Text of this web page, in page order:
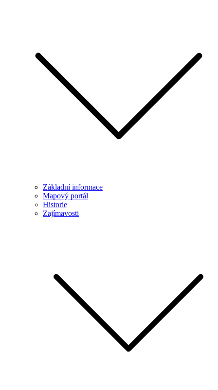
Základní informace
Mapový portál
Historie
Zajímavosti